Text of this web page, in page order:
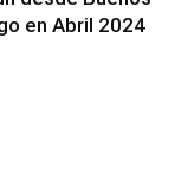
en Abril 2024